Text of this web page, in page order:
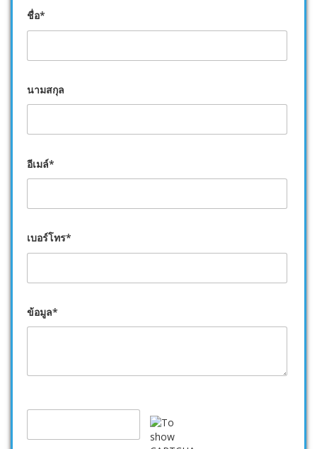
ชื่อ*
นามสกุล
อีเมล์*
เบอร์โทร*
ข้อมูล*